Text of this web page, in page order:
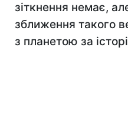
зіткнення немає,
зближення такого
з планетою за